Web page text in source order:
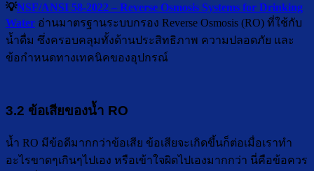
💡NSF/ANSI 58-2022 – Reverse Osmosis Systems for Drinking
Water อ่านมาตรฐานระบบกรอง Reverse Osmosis (RO) ที่ใช้กับ
น้ำดื่ม ซึ่งครอบคลุมทั้งด้านประสิทธิภาพ ความปลอดภัย และ
ข้อกำหนดทางเทคนิคของอุปกรณ์
3.2 ข้อเสียของน้ำ RO
น้ำ RO มีข้อดีมากกว่าข้อเสีย ข้อเสียจะเกิดขึ้นก็ต่อเมื่อเราทำ
อะไรขาดๆเกินๆไปเอง หรือเข้าใจผิดไปเองมากกว่า นี่คือข้อควร